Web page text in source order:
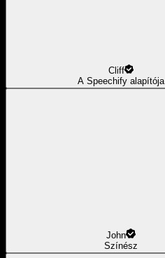
Cliff
A Speechify alapítója
John
Színész